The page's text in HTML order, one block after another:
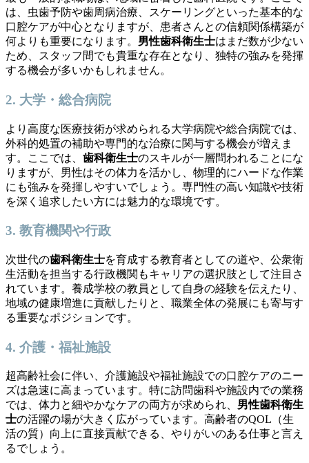
は、虫歯予防や歯周病治療、スケーリングといった基本的な
口腔ケアが中心となりますが、患者さんとの信頼関係構築が
何よりも重要になります。 男性歯科衛生士はまだ数が少ない
ため、スタッフ間でも貴重な存在となり、独特の強みを発揮
する機会が多いかもしれません。
2. 大学・総合病院
より高度な医療技術が求められる大学病院や総合病院では、
外科的処置の補助や専門的な治療に関与する機会が増えま
す。ここでは、 歯科衛生士のスキルが一層問われることにな
りますが、男性はその体力を活かし、物理的にハードな作業
にも強みを発揮しやすいでしょう。専門性の高い知識や技術
を深く追求したい方には魅力的な環境です。
3. 教育機関や行政
次世代の歯科衛生士を育成する教育者としての道や、公衆衛
生活動を担当する行政機関もキャリアの選択肢として注目さ
れています。養成学校の教員として自身の経験を伝えたり、
地域の健康増進に貢献したりと、職業全体の発展にも寄与す
る重要なポジションです。
4. 介護・福祉施設
超高齢社会に伴い、介護施設や福祉施設での口腔ケアのニー
ズは急速に高まっています。特に訪問歯科や施設内での業務
では、体力と細やかなケアの両方が求められ、 男性歯科衛生
士の活躍の場が大きく広がっています。高齢者のQOL（生
活の質）向上に直接貢献できる、やりがいのある仕事と言え
るでしょう。